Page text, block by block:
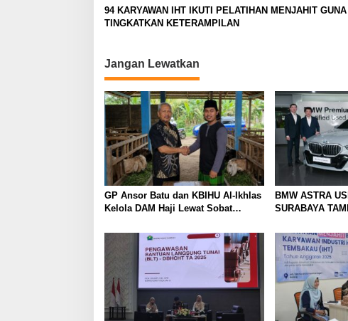
t
o
n
94 KARYAWAN IHT IKUTI PELATIHAN MENJAHIT GUNA
TINGKATKAN KETERAMPILAN
Jangan Lewatkan
GP Ansor Batu dan KBIHU Al-Ikhlas
Kelola DAM Haji Lewat Sobat
BMW ASTRA
SURABAYA
PELANGGAN DI
FASILITAS